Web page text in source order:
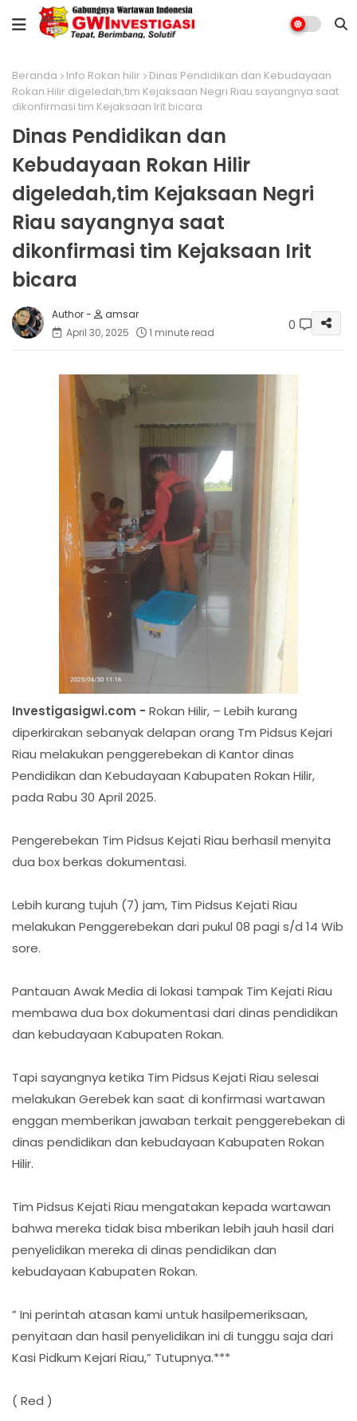
Beranda Info Rokan hilir
Dinas Pendidikan dan Kebudayaan
Rokan Hilir digeledah,tim Kejaksaan Negri Riau sayangnya saat
dikonfirmasi tim Kejaksaan Irit bicara
Dinas Pendidikan dan
Kebudayaan Rokan Hilir
digeledah,tim Kejaksaan Negri
Riau sayangnya saat
dikonfirmasi tim Kejaksaan Irit
bicara
amsar
April 30, 2025
1 minute read 0
Investigasigwi.com - Rokan Hilir, – Lebih kurang
diperkirakan sebanyak delapan orang Tm Pidsus Kejari
Riau melakukan penggerebekan di Kantor dinas
Pendidikan dan Kebudayaan Kabupaten Rokan Hilir,
pada Rabu 30 April 2025.
Pengerebekan Tim Pidsus Kejati Riau berhasil menyita
dua box berkas dokumentasi.
Lebih kurang tujuh (7) jam, Tim Pidsus Kejati Riau
melakukan Penggerebekan dari pukul 08 pagi s/d 14 Wib
sore.
Pantauan Awak Media di lokasi tampak Tim Kejati Riau
membawa dua box dokumentasi dari dinas pendidikan
dan kebudayaan Kabupaten Rokan.
Tapi sayangnya ketika Tim Pidsus Kejati Riau selesai
melakukan Gerebek kan saat di konfirmasi wartawan
enggan memberikan jawaban terkait penggerebekan di
dinas pendidikan dan kebudayaan Kabupaten Rokan
Hilir.
Tim Pidsus Kejati Riau mengatakan kepada wartawan
bahwa mereka tidak bisa mberikan lebih jauh hasil dari
penyelidikan mereka di dinas pendidikan dan
kebudayaan Kabupaten Rokan.
” Ini perintah atasan kami untuk hasilpemeriksaan,
penyitaan dan hasil penyelidikan ini di tunggu saja dari
Kasi Pidkum Kejari Riau,” Tutupnya.***
( Red )